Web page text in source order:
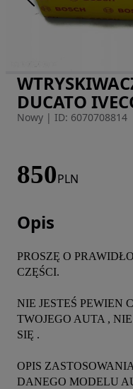
Zdjęcie 1 z 2
DUCATO
Nowy | ID: 6070708814
850PLN
Opis
PROSZĘ O
CZĘŚCI.
NIE JESTEŚ PEWIEN
TWOJEGO AUTA ,
SIĘ .
OPIS
DANEGO MODELU